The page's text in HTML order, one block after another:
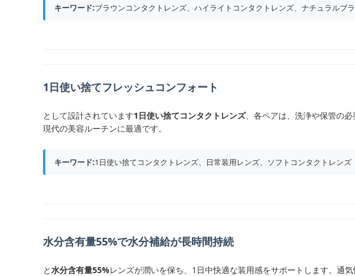
キーワード:ブラウンコンタクトレンズ、ハイライトコンタクトレンズ、ナチュラルブ
1日使い捨てフレッシュコンフォート
として設計されています1日使い捨てコンタクトレンズ、各ペアは、洗浄や保管の
現代の美容ルーチンに最適です。
キーワード:1日使い捨てコンタクトレンズ、日常装用レンズ、ソフトコンタクトレンズ
水分含有量55%で水分補給が長時間持続
と水分含有量55%レンズが潤いを保ち、1日中快適な装用感をサポートします。通